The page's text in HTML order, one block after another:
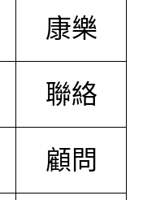
康樂
聯絡
顧問